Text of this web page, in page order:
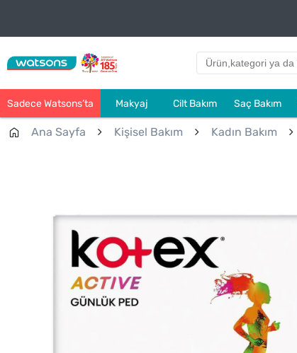
Sadece Watsons’ta Makyaj Cilt Bakım Saç Bakım
Ana Sayfa Kişisel Bakım Kadın Bakım